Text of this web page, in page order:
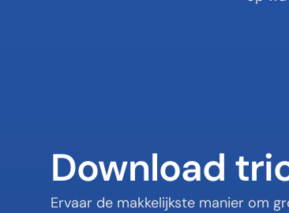
Download
Ervaar de makkelijkste manier om